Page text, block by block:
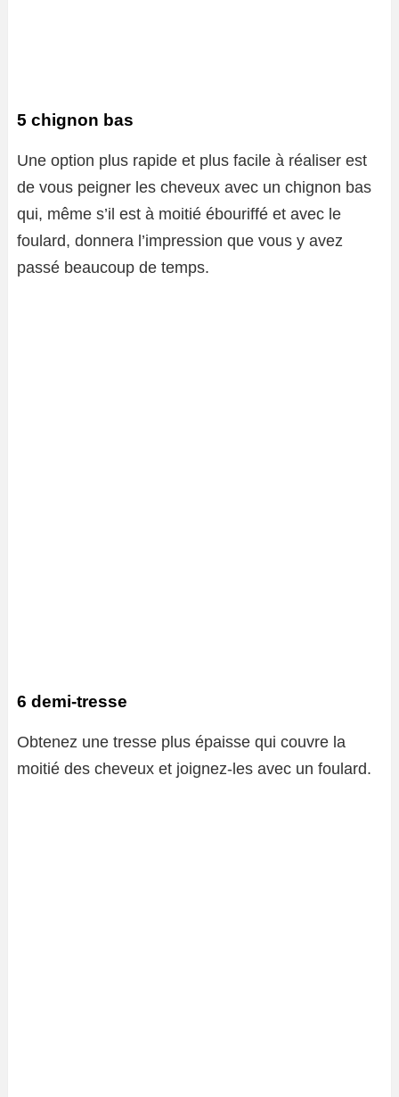
5 chignon bas
Une option plus rapide et plus facile à réaliser est
de vous peigner les cheveux avec un chignon bas
qui, même s’il est à moitié ébouriffé et avec le
foulard, donnera l’impression que vous y avez
passé beaucoup de temps.
6 demi-tresse
Obtenez une tresse plus épaisse qui couvre la
moitié des cheveux et joignez-les avec un foulard.